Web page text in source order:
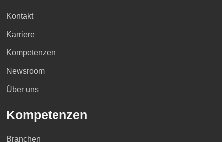
Kontakt
Karriere
Kompetenzen
Newsroom
Über uns
Kompetenzen
Branchen